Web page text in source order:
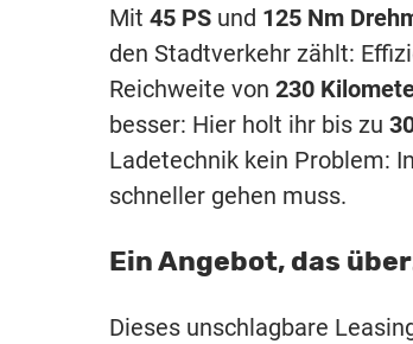
Mit 45 PS und 125 Nm
den Stadtverkehr zählt:
Reichweite von 230
besser: Hier holt ihr bis zu
Ladetechnik kein Problem:
schneller gehen muss.
Ein Angebot, das
Dieses unschlagbare